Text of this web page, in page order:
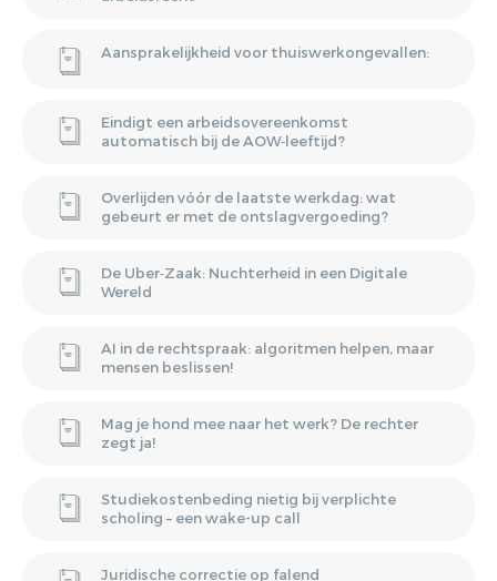
Aansprakelijkheid voor thuiswerkongevallen:
Eindigt een arbeidsovereenkomst
automatisch bij de AOW‑leeftijd?
Overlijden vóór de laatste werkdag: wat
gebeurt er met de ontslagvergoeding?
De Uber‑Zaak: Nuchterheid in een Digitale
Wereld
AI in de rechtspraak: algoritmen helpen, maar
mensen beslissen!
Mag je hond mee naar het werk? De rechter
zegt ja!
Studiekostenbeding nietig bij verplichte
scholing – een wake-up call
Juridische correctie op falend